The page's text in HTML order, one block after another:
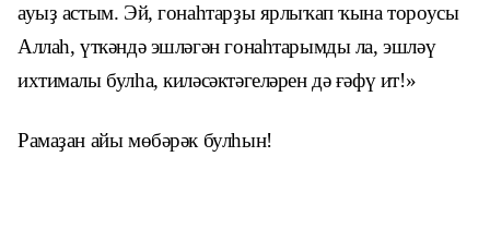
ауыҙ астым. Эй, гонаһтарҙы ярлыҡап ҡына тороусы
Аллаһ, үткәндә эшләгән гонаһтарымды ла, эшләү
ихтималы булһа, киләсәктәгеләрен дә ғәфү ит!»
Рамаҙан айы мөбәрәк булһын!